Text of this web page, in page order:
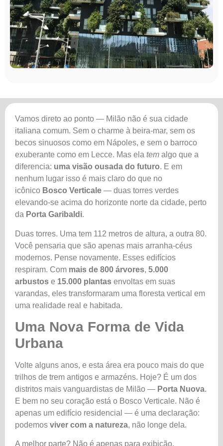
Vamos direto ao ponto — Milão não é sua cidade
italiana comum. Sem o charme à beira-mar, sem os
becos sinuosos como em Nápoles, e sem o barroco
exuberante como em Lecce. Mas ela tem algo que a
diferencia: uma visão ousada do futuro. E em
nenhum lugar isso é mais claro do que no
icônico Bosco Verticale — duas torres verdes
elevando-se acima do horizonte norte da cidade, perto
da Porta Garibaldi.
Duas torres. Uma tem 112 metros de altura, a outra 80.
Você pensaria que são apenas mais arranha-céus
modernos. Pense novamente. Esses edifícios
respiram. Com mais de 800 árvores, 5.000
arbustos e 15.000 plantas envoltas em suas
varandas, eles transformaram uma floresta vertical em
uma realidade real e habitada.
Uma Nova Forma de Vida
Urbana
Volte alguns anos, e esta área era pouco mais do que
trilhos de trem antigos e armazéns. Hoje? É um dos
distritos mais vanguardistas de Milão — Porta Nuova.
E bem no seu coração está o Bosco Verticale. Não é
apenas um edifício residencial — é uma declaração:
podemos viver com a natureza, não longe dela.
A melhor parte? Não é apenas para exibição.